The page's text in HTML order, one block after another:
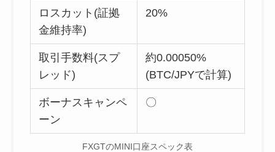
ロスカット(証拠
金維持率)
20%
取引手数料(スプ
レッド)
約0.00050%
(BTC/JPYで計算)
ボーナスキャンペ
ーン
〇
FXGTのMINI口座スペック表